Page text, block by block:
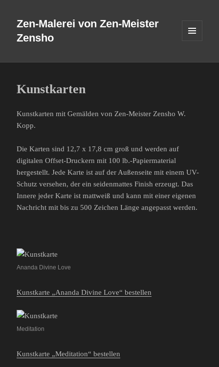
Zen-Malerei von Zen-Meister
Zensho
Kunstkarten
Kunstkarten mit Gemälden von Zen-Meister Zensho W.
Kopp.
Die Karten sind 12,7 x 17,8 cm groß und werden auf
digitalen Offset-Druckern mit 100 lb.-Papiermaterial
hergestellt. Jede Karte ist auf der Außenseite mit einem UV-
Schutz versehen, der ein seidenmattes Finish erzeugt. Das
Innere jeder Karte ist mattweiß und kann mit einer eigenen
Nachricht mit bis zu 500 Zeichen Länge angepasst werden.
Ananda Divine Love
Kunstkarte „Ananda Divine Love“ bestellen
Meditation
Kunstkarte „Meditation“ bestellen